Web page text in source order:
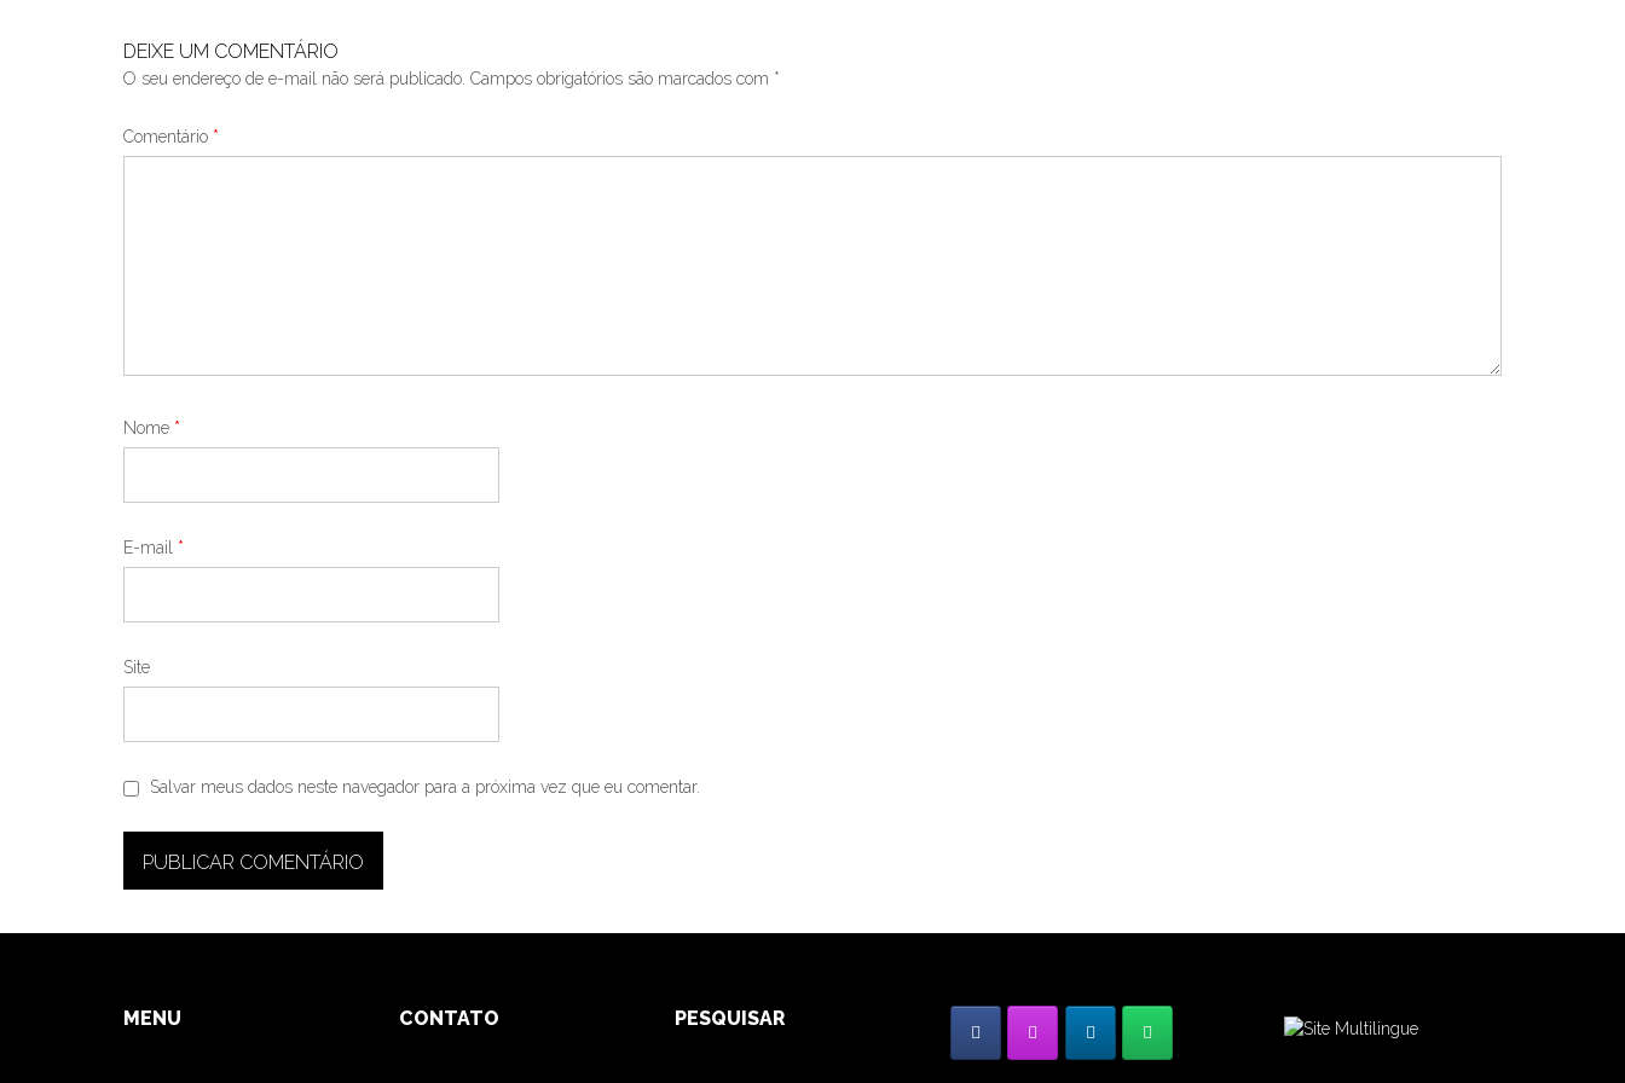
DEIXE UM COMENTÁRIO
O seu endereço de e-mail não será publicado. Campos obrigatórios são marcados com *
Comentário *
Nome *
E-mail *
Site
Salvar meus dados neste navegador para a próxima vez que eu comentar.
MENU CONTATO PESQUISAR